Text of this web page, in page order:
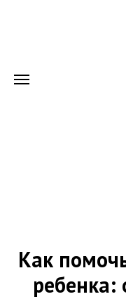
Как
ребенка: